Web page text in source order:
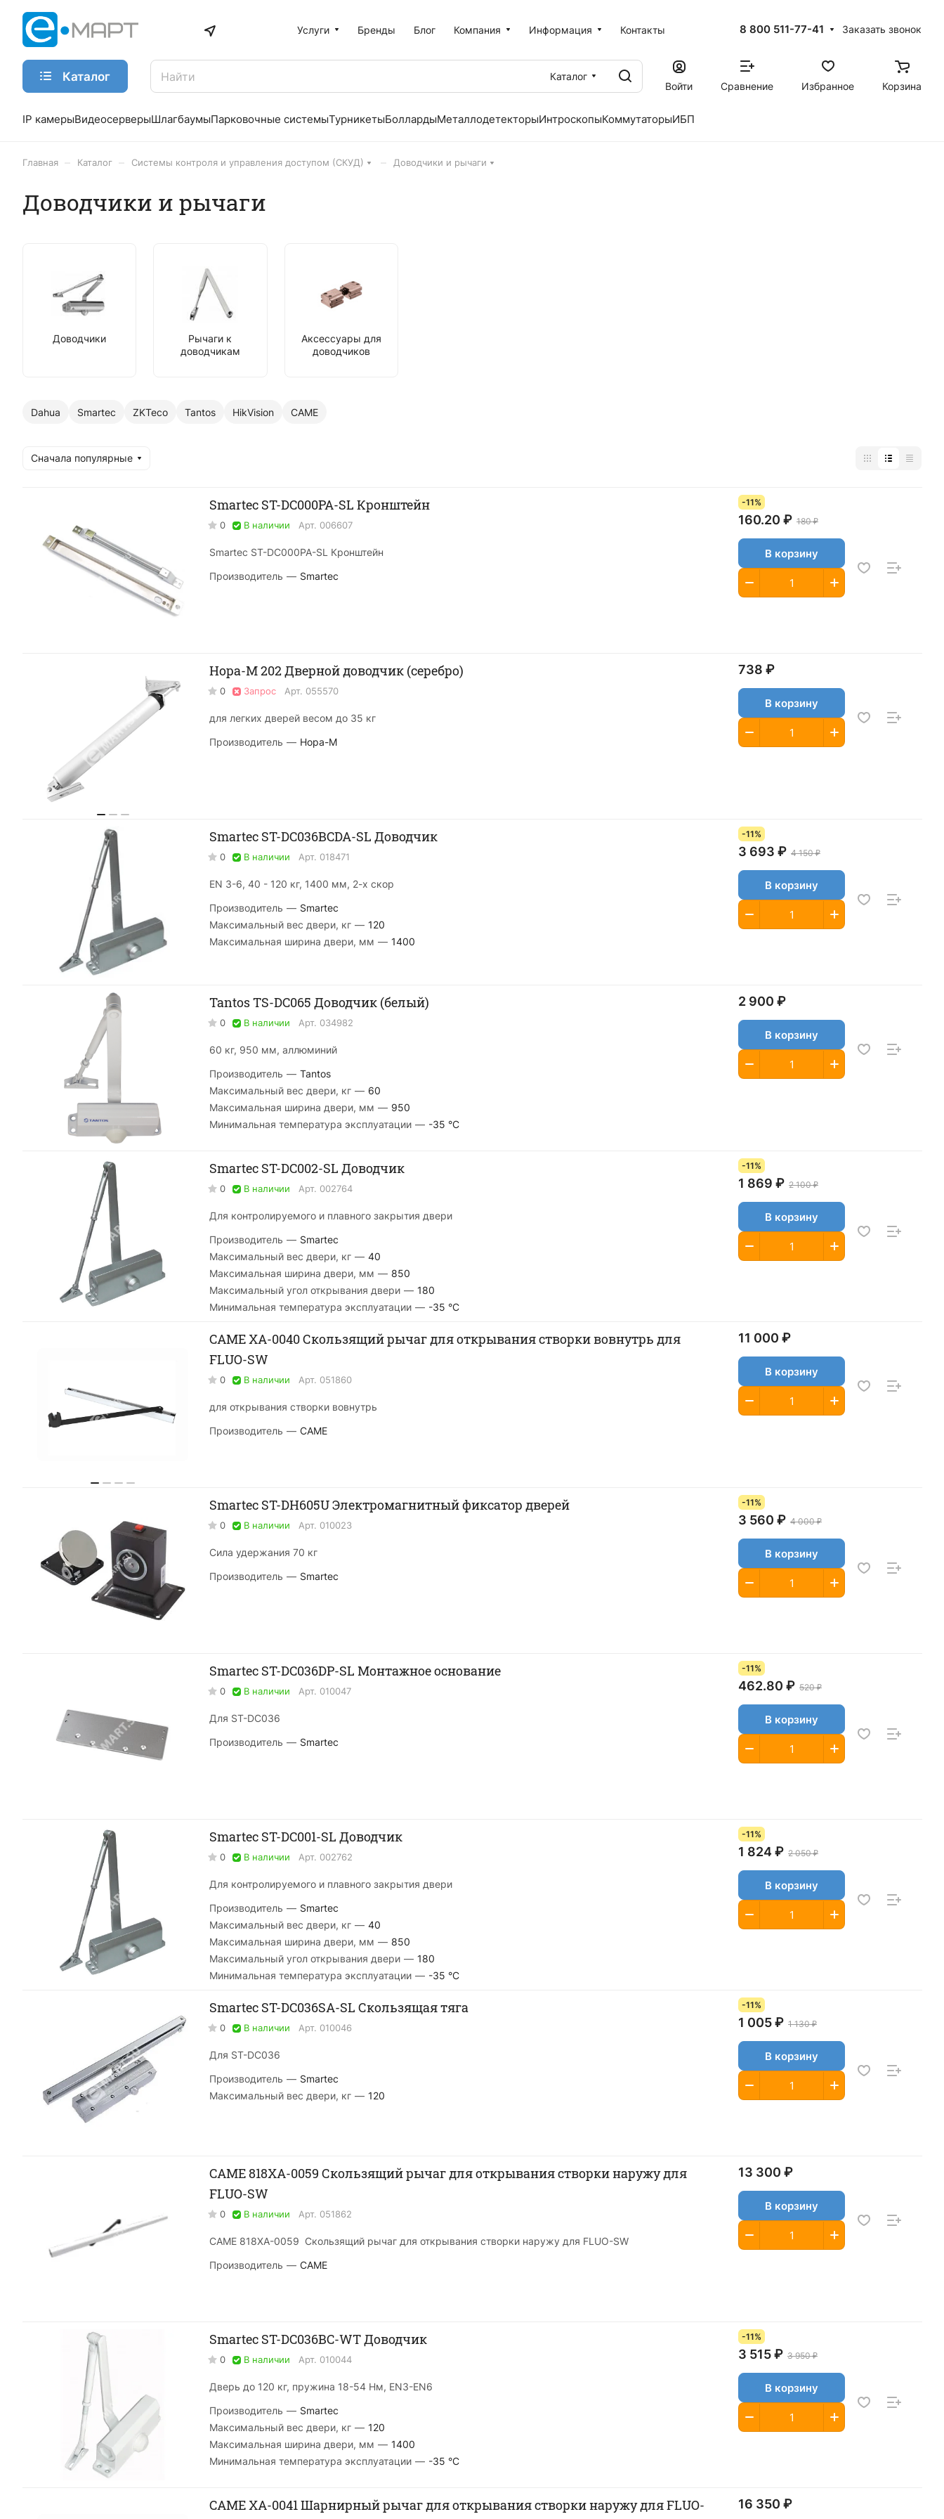
Услуги Бренды Блог Компания Информация Контакты 8 800 511-77-41 Заказать звонок
Каталог
Каталог
Войти
Сравнение Избранное Корзина
IP камерыВидеосерверыШлагбаумыПарковочные системыТурникетыБоллардыМеталлодетекторыИнтроскопыКоммутаторыИБП
Главная Каталог Системы контроля и управления доступом (СКУД) Доводчики и рычаги
Доводчики и рычаги
Доводчики
Рычаги к
доводчикам
Аксессуары для
доводчиков
Dahua Smartec ZKTeco Tantos HikVision CAME
Сначала популярные
Smartec ST-DC000PA-SL Кронштейн
0 В наличии Арт. 006607
Smartec ST-DC000PA-SL Кронштейн
Производитель — Smartec
-11%
160.20 ₽ 180 ₽
В корзину
Нора-М 202 Дверной доводчик (серебро)
0 Запрос Арт. 055570
для легких дверей весом до 35 кг
Производитель — Нора-М
738 ₽
В корзину
Smartec ST-DC036BCDA-SL Доводчик
0 В наличии Арт. 018471
EN 3-6, 40 - 120 кг, 1400 мм, 2-х скор
Производитель — Smartec
Максимальный вес двери, кг — 120
Максимальная ширина двери, мм — 1400
-11%
3 693 ₽ 4 150 ₽
В корзину
Tantos TS-DC065 Доводчик (белый)
0 В наличии Арт. 034982
60 кг, 950 мм, аллюминий
Производитель — Tantos
Максимальный вес двери, кг — 60
Максимальная ширина двери, мм — 950
Минимальная температура эксплуатации — -35 °С
2 900 ₽
В корзину
Smartec ST-DC002-SL Доводчик
0 В наличии Арт. 002764
Для контролируемого и плавного закрытия двери
Производитель — Smartec
Максимальный вес двери, кг — 40
Максимальная ширина двери, мм — 850
Максимальный угол открывания двери — 180
Минимальная температура эксплуатации — -35 °С
-11%
1 869 ₽ 2 100 ₽
В корзину
CAME XA-0040 Скользящий рычаг для открывания створки вовнутрь для
FLUO-SW
0 В наличии Арт. 051860
для открывания створки вовнутрь
Производитель — CAME
11 000 ₽
В корзину
Smartec ST-DH605U Электромагнитный фиксатор дверей
0 В наличии Арт. 010023
Сила удержания 70 кг
Производитель — Smartec
-11%
3 560 ₽ 4 000 ₽
В корзину
Smartec ST-DC036DP-SL Монтажное основание
0 В наличии Арт. 010047
Для ST-DC036
Производитель — Smartec
-11%
462.80 ₽ 520 ₽
В корзину
Smartec ST-DC001-SL Доводчик
0 В наличии Арт. 002762
Для контролируемого и плавного закрытия двери
Производитель — Smartec
Максимальный вес двери, кг — 40
Максимальная ширина двери, мм — 850
Максимальный угол открывания двери — 180
Минимальная температура эксплуатации — -35 °С
-11%
1 824 ₽ 2 050 ₽
В корзину
Smartec ST-DC036SA-SL Скользящая тяга
0 В наличии Арт. 010046
Для ST-DC036
Производитель — Smartec
Максимальный вес двери, кг — 120
-11%
1 005 ₽ 1 130 ₽
В корзину
CAME 818XA-0059 Скользящий рычаг для открывания створки наружу для
FLUO-SW
0 В наличии Арт. 051862
CAME 818XA-0059 Скользящий рычаг для открывания створки наружу для FLUO-SW
Производитель — CAME
13 300 ₽
В корзину
Smartec ST-DC036BC-WT Доводчик
0 В наличии Арт. 010044
Дверь до 120 кг, пружина 18-54 Нм, EN3-EN6
Производитель — Smartec
Максимальный вес двери, кг — 120
Максимальная ширина двери, мм — 1400
Минимальная температура эксплуатации — -35 °С
-11%
3 515 ₽ 3 950 ₽
В корзину
CAME XA-0041 Шарнирный рычаг для открывания створки наружу для FLUO-
16 350 ₽